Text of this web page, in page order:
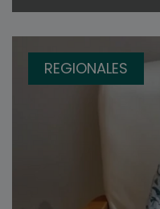
REGIONALES